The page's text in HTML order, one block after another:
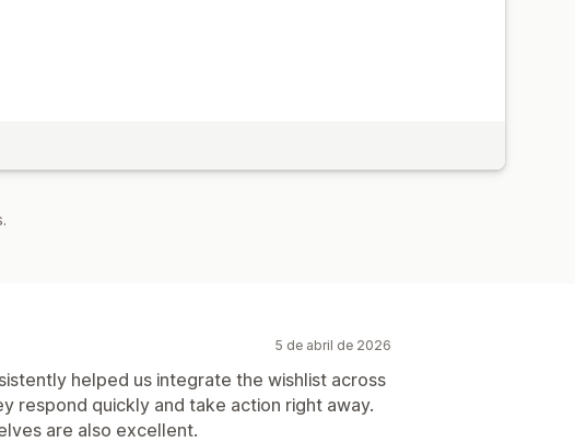
5 de abril de 2026
helped us integrate the wishlist across
respond quickly and take action right away.
are also excellent.